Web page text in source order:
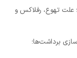
علت تهوع، رفلاکس و
برداشت‌ها؛